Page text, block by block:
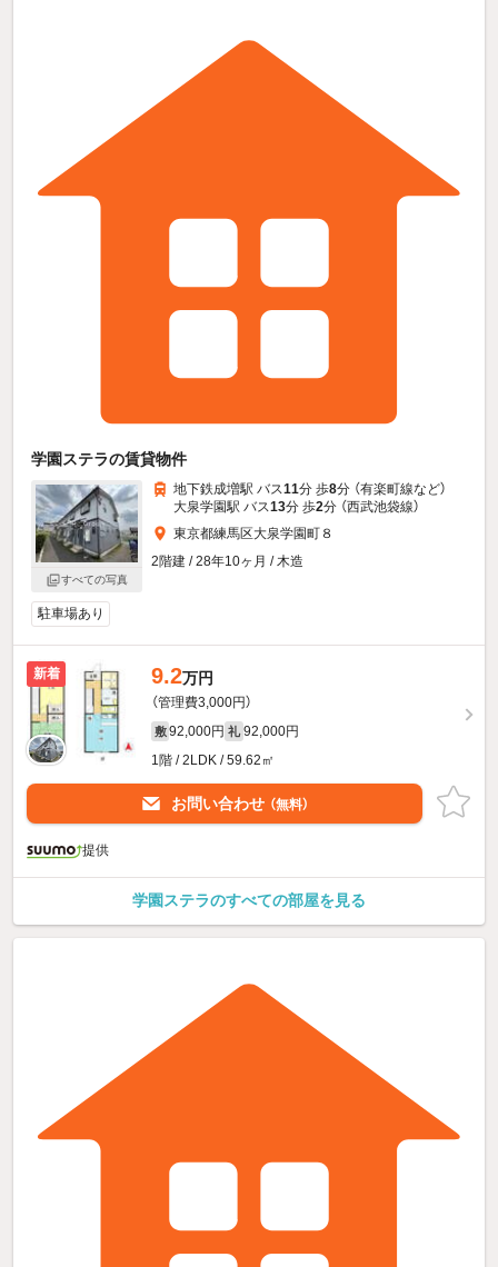
学園ステラの賃貸物件
すべての写真
地下鉄成増駅 バス11分 歩8分 （有楽町線など）
大泉学園駅 バス13分 歩2分 （西武池袋線）
東京都練馬区大泉学園町８
2階建 / 28年10ヶ月 / 木造
駐車場あり
新着 9.2万円
（管理費3,000円）
敷 92,000円 礼 92,000円
1階 / 2LDK / 59.62㎡
お問い合わせ （無料）
提供
学園ステラのすべての部屋を見る